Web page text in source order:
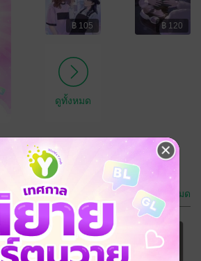
มี ค.69 จึงเรียน
นิยายโรมานซ์
฿ 105 ฿ 120
ดูทั้งหมด
เหลืออีก 7 วัน
ดูทั้งหมด